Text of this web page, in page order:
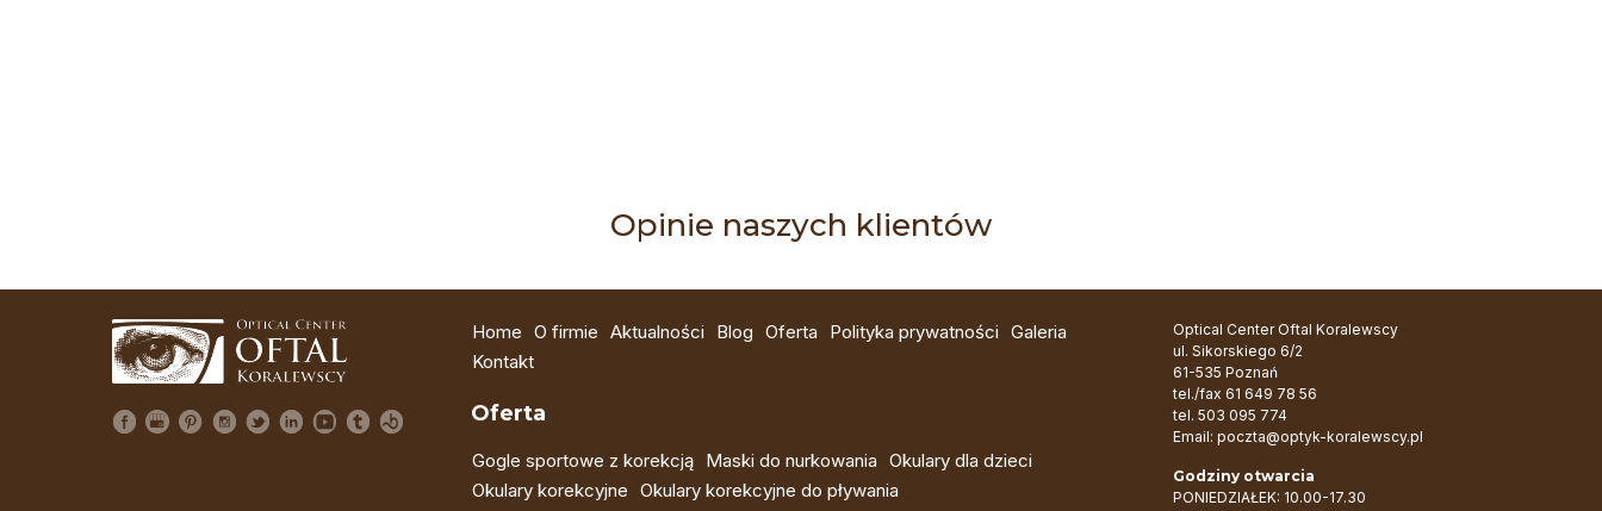
Opinie naszych klientów
Home O firmie Aktualności Blog Oferta Polityka prywatności Galeria
Kontakt
Oferta
Gogle sportowe z korekcją Maski do nurkowania Okulary dla dzieci
Okulary korekcyjne Okulary korekcyjne do pływania
Optical Center Oftal Koralewscy
ul. Sikorskiego 6/2
61-535 Poznań
tel./fax 61 649 78 56
tel. 503 095 774
Email: poczta@optyk-koralewscy.pl
Godziny otwarcia
PONIEDZIAŁEK: 10.00-17.30